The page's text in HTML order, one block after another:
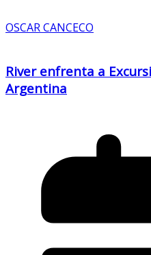
OSCAR CANCECO
River enfrenta a
Argentina